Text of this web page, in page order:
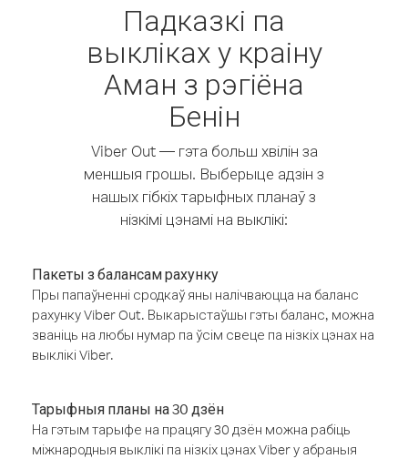
Падказкі па
выкліках у краіну
Аман з рэгіёна
Бенін
Viber Out — гэта больш хвілін за
меншыя грошы. Выберыце адзін з
нашых гібкіх тарыфных планаў з
нізкімі цэнамі на выклікі:
Пакеты з балансам рахунку
Пры папаўненні сродкаў яны налічваюцца на баланс
рахунку Viber Out. Выкарыстаўшы гэты баланс, можна
званіць на любы нумар па ўсім свеце па нізкіх цэнах на
выклікі Viber.
Тарыфныя планы на 30 дзён
На гэтым тарыфе на працягу 30 дзён можна рабіць
міжнародныя выклікі па нізкіх цэнах Viber у абраныя